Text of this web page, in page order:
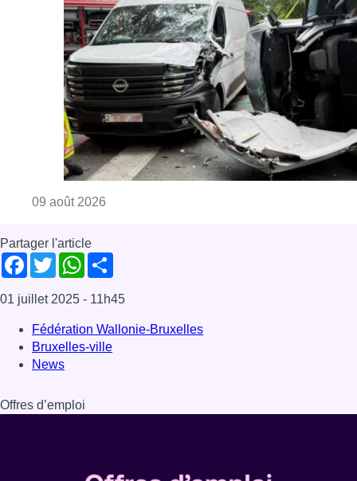
09 août 2026
Partager l'article
Facebook
TwitterWhatsApp
01 juillet 2025 - 11h45
Fédération Wallonie-Bruxelles
Bruxelles-ville
News
Offres d’emploi